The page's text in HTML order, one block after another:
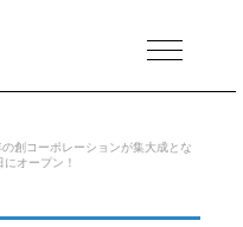
MENU
創コーポレーションが集大成とな
オープン！